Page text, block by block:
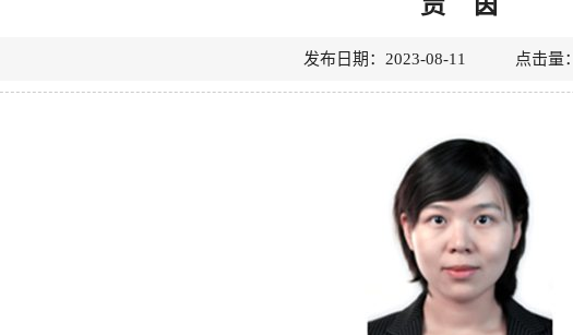
发布日期：2023-08-11 点击量：